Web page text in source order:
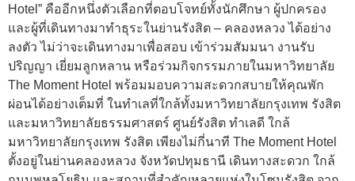
Hotel” คืออีกหนึ่งตัวเลือกที่ตอบโจทย์ทั้งนักศึกษา ผู้ปกครอง
และผู้ที่เดินทางมาทำธุระในย่านรังสิต – คลองหลวง ได้อย่าง
ลงตัว ไม่ว่าจะเดินทางมาเพื่อสอบ เข้าร่วมสัมมนา งานรับ
ปริญญา เยี่ยมลูกหลาน หรือร่วมกิจกรรมภายในมหาวิทยาลัย
The Moment Hotel พร้อมมอบความสะดวกสบายให้คุณพัก
ผ่อนได้อย่างเต็มที่ ในทำเลที่ใกล้ทั้งมหาวิทยาลัยกรุงเทพ รังสิต
และมหาวิทยาลัยธรรมศาสตร์ ศูนย์รังสิต ทำเลดี ใกล้
มหาวิทยาลัยกรุงเทพ รังสิต เพียงไม่กี่นาที The Moment Hotel
ตั้งอยู่ในย่านคลองหลวง จังหวัดปทุมธานี เดินทางสะดวก ใกล้